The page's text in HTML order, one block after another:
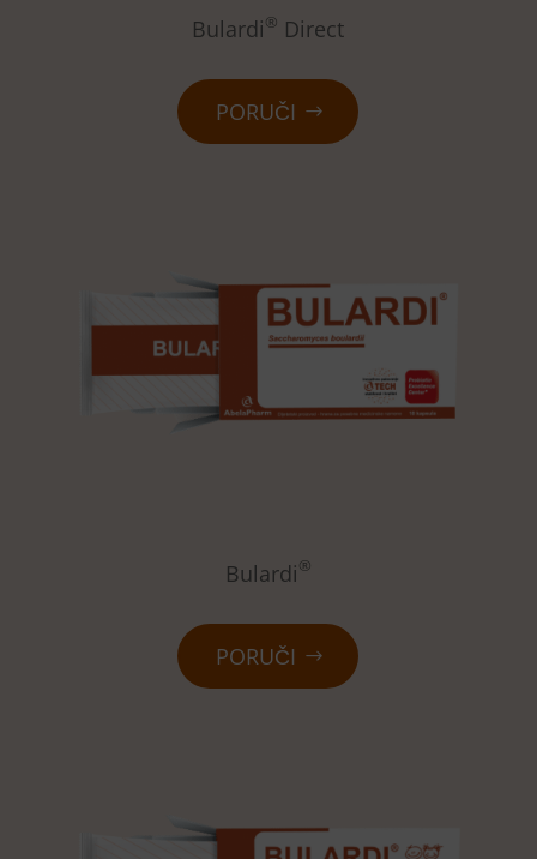
Bulardi® Direct
PORUČI
Bulardi®
PORUČI